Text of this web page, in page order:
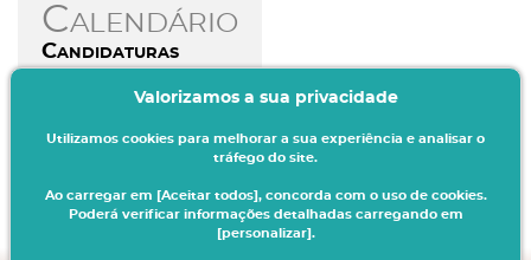
Calendário
Candidaturas
Valorizamos a sua privacidade
Utilizamos cookies para melhorar a sua experiência e analisar o
tráfego do site.
Ao carregar em [Aceitar todos], concorda com o uso de cookies.
Poderá verificar informações detalhadas carregando em
[personalizar].